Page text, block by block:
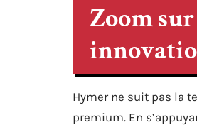
Zoom
Hymer ne suit pas la
premium. En